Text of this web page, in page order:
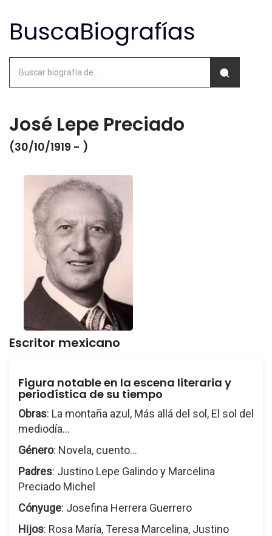
José Lepe Preciado
(30/10/1919 - )
Escritor mexicano
Figura notable en la escena literaria y
periodística de su tiempo
Obras: La montaña azul, Más allá del sol, El sol del
mediodía...
Género: Novela, cuento...
Padres: Justino Lepe Galindo y Marcelina
Preciado Michel
Cónyuge: Josefina Herrera Guerrero
Hijos: Rosa María, Teresa Marcelina, Justino